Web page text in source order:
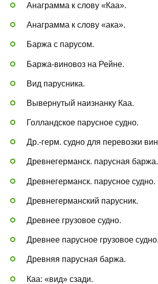
Анаграмма к слову «Каа».
Анаграмма к слову «ака».
Баржа с парусом.
Баржа-виновоз на Рейне.
Вид парусника.
Вывернутый наизнанку Каа.
Голландское парусное судно.
Др.-герм. судно для перевозки
Древнегерманск. парусная баржа.
Древнегерманск. парусное судно.
Древнегерманский парусник.
Древнее грузовое судно.
Древнее парусное грузовое судно.
Древняя парусная баржа.
Каа: «вид» сзади.